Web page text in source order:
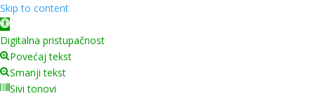
Skip to content
Open toolbar
Digitalna pristupačnost
Povećaj tekst
Smanji tekst
Sivi tonovi